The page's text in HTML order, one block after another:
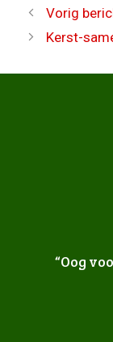
Vorig
Kerst-
“Oog